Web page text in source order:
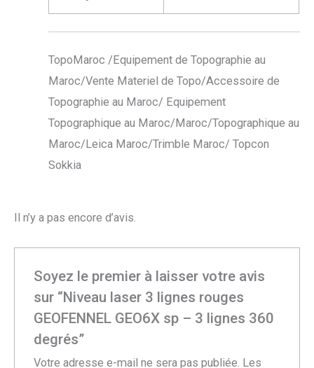
TopoMaroc /Equipement de Topographie au
Maroc/Vente Materiel de Topo/Accessoire de
Topographie au Maroc/ Equipement
Topographique au Maroc/Maroc/Topographique au
Maroc/Leica Maroc/Trimble Maroc/ Topcon
Sokkia
Il n’y a pas encore d’avis.
Soyez le premier à laisser votre avis
sur “Niveau laser 3 lignes rouges
GEOFENNEL GEO6X sp – 3 lignes 360
degrés”
Votre adresse e-mail ne sera pas publiée. Les